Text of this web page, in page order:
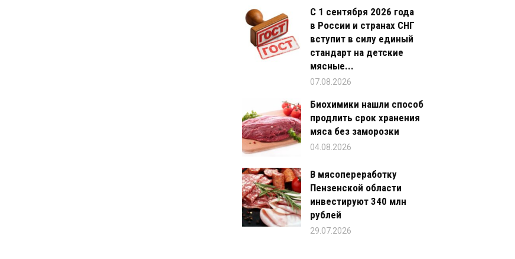
С 1 сентября 2026 года
в России и странах СНГ
вступит в силу единый
стандарт на детские
мясные...
07.08.2026
Биохимики нашли способ
продлить срок хранения
мяса без заморозки
04.08.2026
В мясопереработку
Пензенской области
инвестируют 340 млн
рублей
29.07.2026